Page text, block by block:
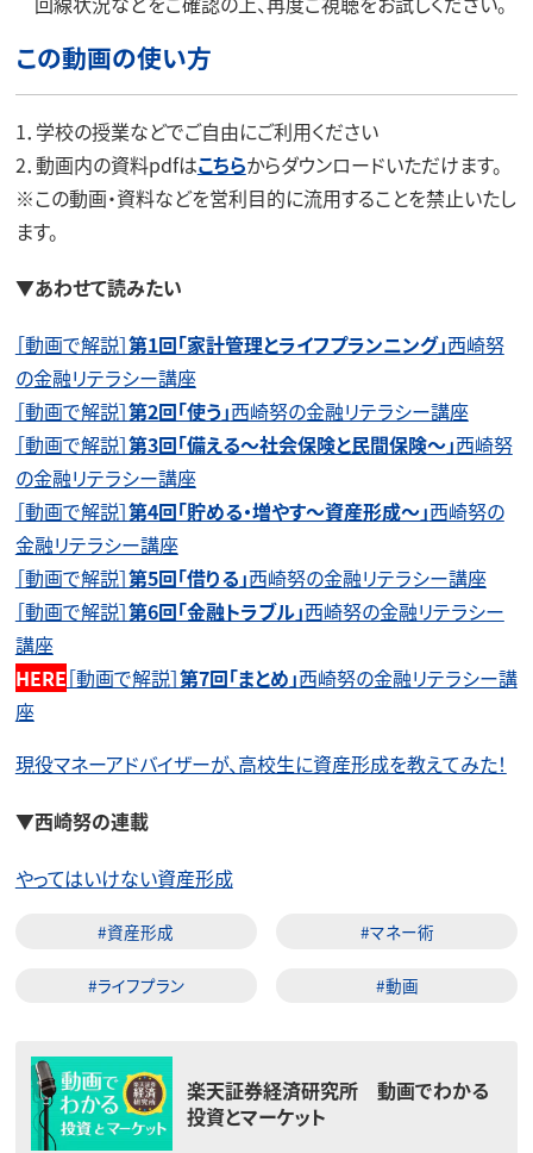
この動画の使い方
1．学校の授業などでご自由にご利用ください
2．動画内の資料pdfはこちらからダウンロードいただけます。
※この動画・資料などを営利目的に流用することを禁止いたし
ます。
▼あわせて読みたい
［動画で解説］第1回「家計管理とライフプランニング」西崎努
の金融リテラシー講座
［動画で解説］第2回「使う」西崎努の金融リテラシー講座
［動画で解説］第3回「備える～社会保険と民間保険～」西崎努
の金融リテラシー講座
［動画で解説］第4回「貯める・増やす～資産形成～」西崎努の
金融リテラシー講座
［動画で解説］第5回「借りる」西崎努の金融リテラシー講座
［動画で解説］第6回「金融トラブル」西崎努の金融リテラシー
講座
HERE［動画で解説］第7回「まとめ」西崎努の金融リテラシー講
座
現役マネーアドバイザーが、高校生に資産形成を教えてみた！
▼西崎努の連載
やってはいけない資産形成
#資産形成 #マネー術
#ライフプラン #動画
楽天証券経済研究所 動画でわかる
投資とマーケット